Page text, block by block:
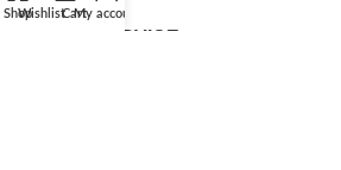
KLANTENSERVICE
ShopWishlistCartMy account